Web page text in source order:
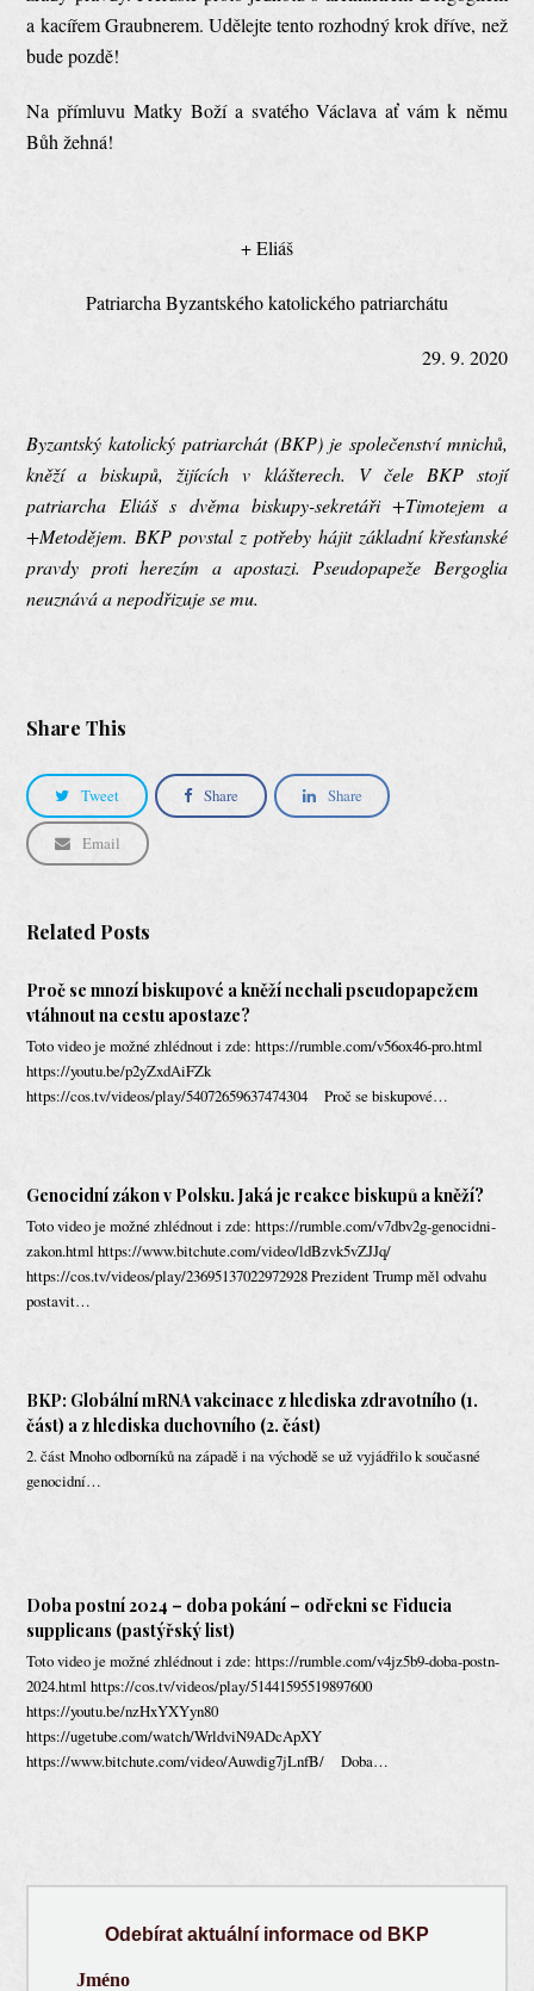
a kacířem Graubnerem. Udělejte tento rozhodný krok dříve, než
bude pozdě!
Na přímluvu Matky Boží a svatého Václava ať vám k němu
Bůh žehná!
+ Eliáš
Patriarcha Byzantského katolického patriarchátu
29. 9. 2020
Byzantský katolický patriarchát (BKP) je společenství mnichů,
kněží a biskupů, žijících v klášterech. V čele BKP stojí
patriarcha Eliáš s dvěma biskupy-sekretáři +Timotejem a
+Metodějem. BKP povstal z potřeby hájit základní křesťanské
pravdy proti herezím a apostazi. Pseudopapeže Bergoglia
neuznává a nepodřizuje se mu.
Share This
Tweet Share Share
Email
Related Posts
Proč se mnozí biskupové a kněží nechali pseudopapežem
vtáhnout na cestu apostaze?
Toto video je možné zhlédnout i zde: https://rumble.com/v56ox46-pro.html
https://youtu.be/p2yZxdAiFZk
https://cos.tv/videos/play/54072659637474304 Proč se biskupové…
Genocidní zákon v Polsku. Jaká je reakce biskupů a kněží?
Toto video je možné zhlédnout i zde: https://rumble.com/v7dbv2g-genocidni-
zakon.html https://www.bitchute.com/video/ldBzvk5vZJJq/
https://cos.tv/videos/play/23695137022972928 Prezident Trump měl odvahu
postavit…
BKP: Globální mRNA vakcinace z hlediska zdravotního (1.
část) a z hlediska duchovního (2. část)
2. část Mnoho odborníků na západě i na východě se už vyjádřilo k současné
genocidní…
Doba postní 2024 – doba pokání – odřekni se Fiducia
supplicans (pastýřský list)
Toto video je možné zhlédnout i zde: https://rumble.com/v4jz5b9-doba-postn-
2024.html https://cos.tv/videos/play/51441595519897600
https://youtu.be/nzHxYXYyn80
https://ugetube.com/watch/WrldviN9ADcApXY
https://www.bitchute.com/video/Auwdig7jLnfB/ Doba…
Odebírat aktuální informace od BKP
Jméno